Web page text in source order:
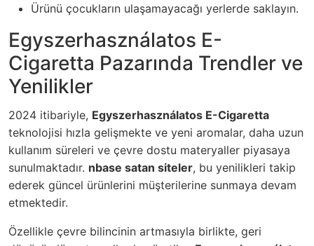
Ürünü çocukların ulaşamayacağı yerlerde saklayın.
Egyszerhasználatos E-
Cigaretta Pazarında Trendler ve
Yenilikler
2024 itibariyle, Egyszerhasználatos E-Cigaretta
teknolojisi hızla gelişmekte ve yeni aromalar, daha uzun
kullanım süreleri ve çevre dostu materyaller piyasaya
sunulmaktadır. nbase satan siteler, bu yenilikleri takip
ederek güncel ürünlerini müşterilerine sunmaya devam
etmektedir.
Özellikle çevre bilincinin artmasıyla birlikte, geri